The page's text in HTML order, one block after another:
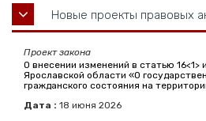
Новые проекты правовых
Проект закона
О внесении изменений в статью 16<1>
Ярославской области «О
гражданского состояния на
Дата : 18 июня 2026